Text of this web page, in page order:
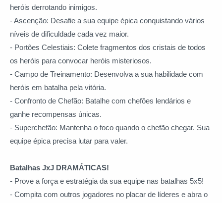
heróis derrotando inimigos.
- Ascenção: Desafie a sua equipe épica conquistando vários
níveis de dificuldade cada vez maior.
- Portões Celestiais: Colete fragmentos dos cristais de todos
os heróis para convocar heróis misteriosos.
- Campo de Treinamento: Desenvolva a sua habilidade com
heróis em batalha pela vitória.
- Confronto de Chefão: Batalhe com chefões lendários e
ganhe recompensas únicas.
- Superchefão: Mantenha o foco quando o chefão chegar. Sua
equipe épica precisa lutar para valer.
Batalhas JxJ DRAMÁTICAS!
- Prove a força e estratégia da sua equipe nas batalhas 5x5!
- Compita com outros jogadores no placar de líderes e abra o